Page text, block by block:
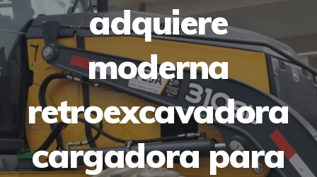
adquiere
moderna
retroexcavadora
cargadora para